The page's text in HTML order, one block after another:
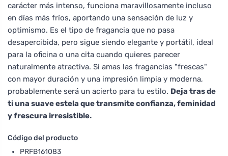
carácter más intenso, funciona maravillosamente incluso
en días más fríos, aportando una sensación de luz y
optimismo. Es el tipo de fragancia que no pasa
desapercibida, pero sigue siendo elegante y portátil, ideal
para la oficina o una cita cuando quieres parecer
naturalmente atractiva. Si amas las fragancias "frescas"
con mayor duración y una impresión limpia y moderna,
probablemente será un acierto para tu estilo. Deja tras de
ti una suave estela que transmite confianza, feminidad
y frescura irresistible.
Código del producto
PRFB161083